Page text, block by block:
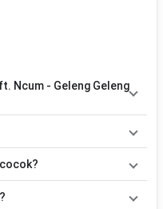
Ncum - Geleng Geleng
lebih mudah
tersedia versi chord gitar